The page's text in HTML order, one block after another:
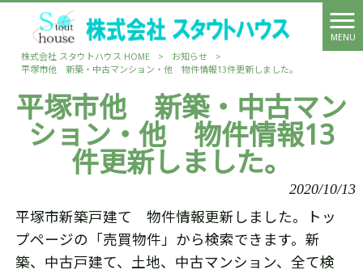
MENU
株式会社 スタウトハウス HOME
> お知らせ
>
平塚市他 新築・中古マンション・他 物件情報13件更新しました。
平塚市他 新築・中古マン
ション・他 物件情報13
件更新しました。
2020/10/13
平塚市新築戸建て 物件情報更新しました。トッ
プページの「売買物件」から検索できます。新
築、中古戸建て、土地、中古マンション、全て検